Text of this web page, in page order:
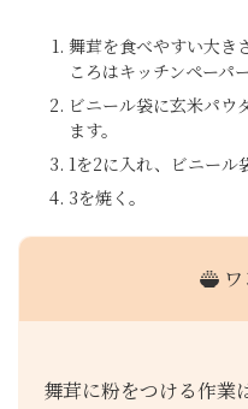
舞茸を食べやすい大き
ころはキッチンペーパ
ビニール袋に玄米パウ
ます。
1を2に入れ、ビニール
3を焼く。
舞茸に粉をつける作業